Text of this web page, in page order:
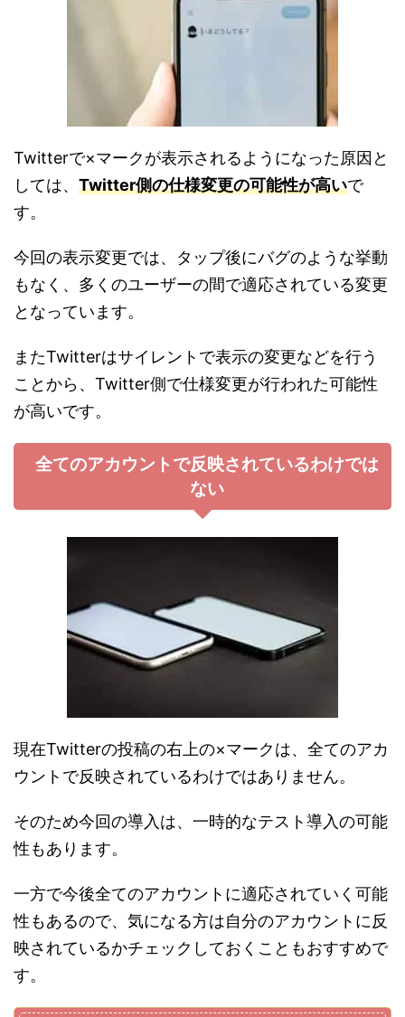
Twitterで×マークが表示されるようになった原因と
しては、 Twitter側の仕様変更の可能性が高いで
す。
今回の表示変更では、タップ後にバグのような挙動
もなく、多くのユーザーの間で適応されている変更
となっています。
またTwitterはサイレントで表示の変更などを行う
ことから、Twitter側で仕様変更が行われた可能性
が高いです。
全てのアカウントで反映されているわけでは
ない
現在Twitterの投稿の右上の×マークは、全てのアカ
ウントで反映されているわけではありません。
そのため今回の導入は、一時的なテスト導入の可能
性もあります。
一方で今後全てのアカウントに適応されていく可能
性もあるので、気になる方は自分のアカウントに反
映されているかチェックしておくこともおすすめで
す。